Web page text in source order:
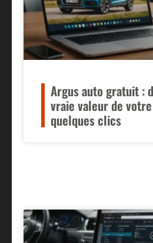
Argus auto gratuit :
vraie valeur de
quelques clics